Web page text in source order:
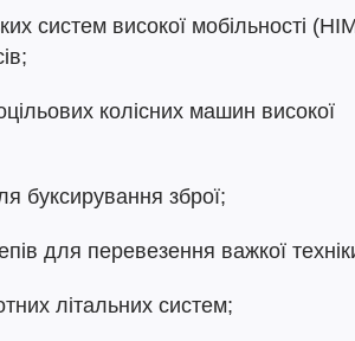
систем високої мобільності
колісних машин високої
буксирування зброї;
для перевезення важкої
літальних систем;